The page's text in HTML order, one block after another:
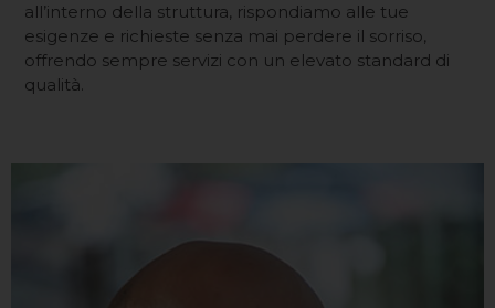
all’interno della struttura, rispondiamo alle tue
esigenze e richieste senza mai perdere il sorriso,
offrendo sempre servizi con un elevato standard di
qualità.